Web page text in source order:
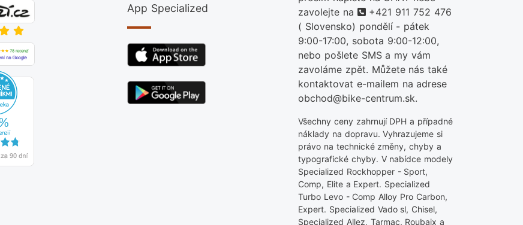
App Specialized
zavolejte na
telefon
+421 911 752 476
( Slovensko) pondělí - pátek
9:00-17:00, sobota 9:00-12:00,
nebo pošlete SMS a my vám
zavoláme zpět. Můžete nás také
kontaktovat e-mailem na adrese
obchod@bike-centrum.sk.
Všechny ceny zahrnují DPH a případné
náklady na dopravu. Vyhrazujeme si
právo na technické změny, chyby a
typografické chyby. V nabídce modely
Specialized Rockhopper - Sport,
Comp, Elite a Expert. Specialized
Turbo Levo - Comp Alloy Pro Carbon,
Expert. Specialized Vado sl, Chisel,
Specialized Allez, Tarmac, Roubaix a